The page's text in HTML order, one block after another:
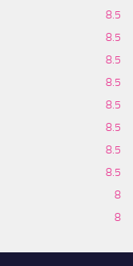
8.5
8.5
8.5
8.5
8.5
8.5
8.5
8.5
8
8